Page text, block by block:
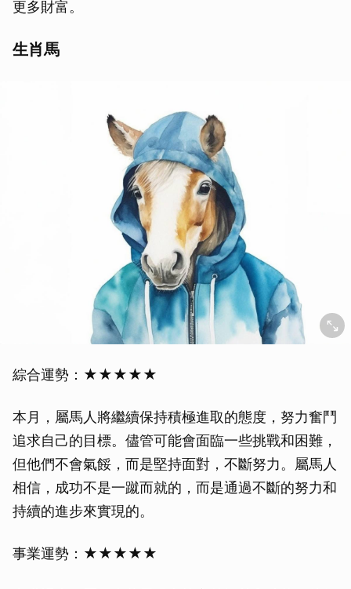
更多財富。
生肖馬
綜合運勢：★★★★★
本月，屬馬人將繼續保持積極進取的態度，努力奮鬥
追求自己的目標。儘管可能會面臨一些挑戰和困難，
但他們不會氣餒，而是堅持面對，不斷努力。屬馬人
相信，成功不是一蹴而就的，而是通過不斷的努力和
持續的進步來實現的。
事業運勢：★★★★★